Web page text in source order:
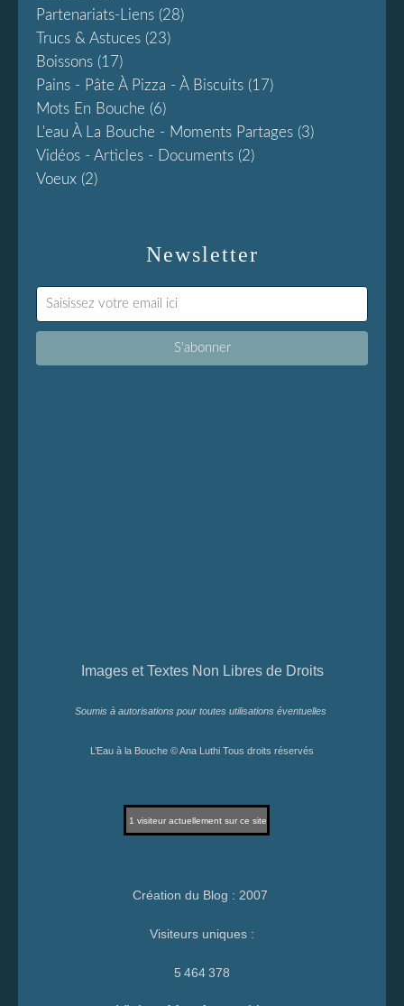
Newsletter
Partenariats-Liens (28)
Trucs & Astuces (23)
Boissons (17)
Pains - Pâte À Pizza - À Biscuits (17)
Mots En Bouche (6)
L'eau À La Bouche - Moments Partages (3)
Vidéos - Articles - Documents (2)
Voeux (2)
Images et Textes Non Libres de Droits
Soumis à autorisations pour toutes utilisations éventuelles
L’Eau à la Bouche © Ana Luthi Tous droits réservés
1 visiteur actuellement sur ce site
Création du Blog : 2007
Visiteurs uniques :
5 464 378